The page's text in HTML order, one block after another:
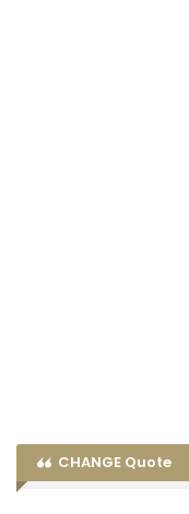
CHANGE Quote